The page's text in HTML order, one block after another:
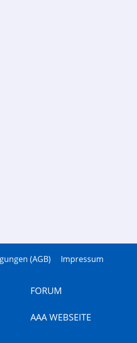
(AGB) Impressum
FORUM
AAA WEBSEITE